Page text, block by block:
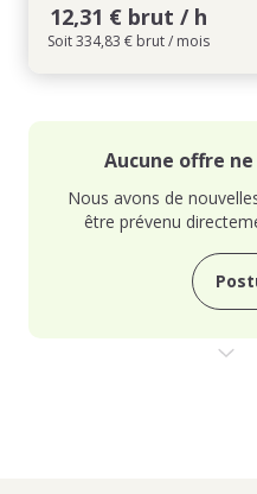
12,31 € brut / h
Soit 334,83 € brut / mois
Aucune offre
Nous avons de
être prévenu